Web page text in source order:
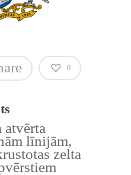
0
atvērta
līnijām,
zelta